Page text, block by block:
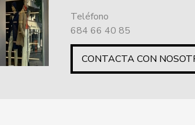
Teléfono
684 66 40 85
CONTACTA CON